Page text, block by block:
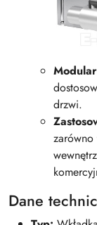
drzwi.
Dane